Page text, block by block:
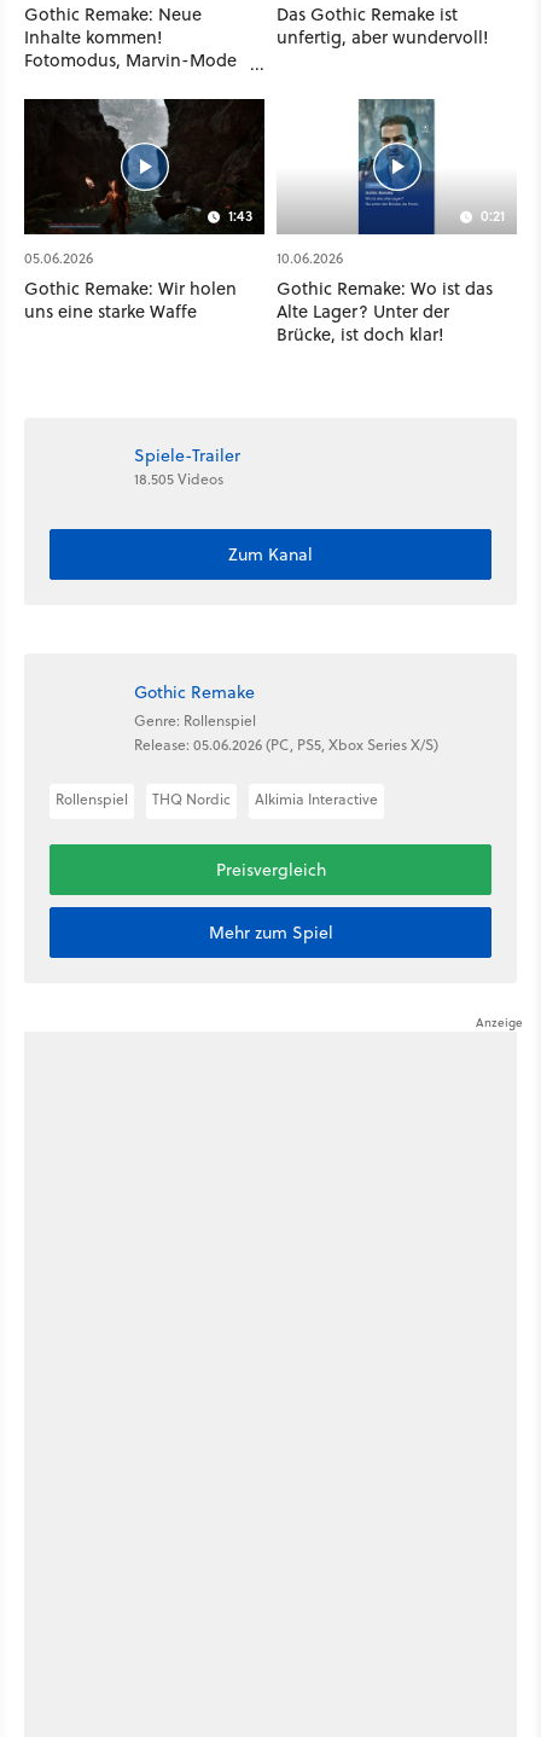
Gothic Remake: Neue
Inhalte kommen!
Fotomodus, Marvin-Mode
Das Gothic Remake ist
unfertig, aber wundervoll!
1:43
05.06.2026
Gothic Remake: Wir holen
uns eine starke Waffe
0:21
10.06.2026
Gothic Remake: Wo ist das
Alte Lager? Unter der
Brücke, ist doch klar!
Spiele-Trailer
18.505 Videos
Zum Kanal
Gothic Remake
Genre: Rollenspiel
Release: 05.06.2026 (PC, PS5, Xbox Series X/S)
Rollenspiel THQ Nordic Alkimia Interactive
Preisvergleich
Mehr zum Spiel